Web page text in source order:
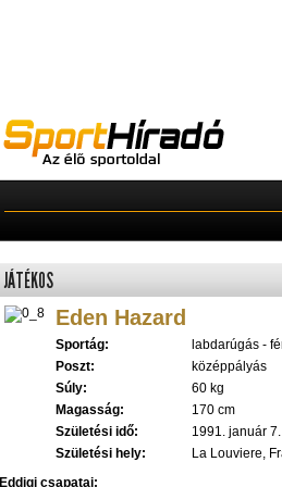
JÁTÉKOS
Eden Hazard
Sportág:
labdarúgás -
Poszt:
középpályás
Súly:
60 kg
Magasság:
170 cm
Születési idő:
1991. január 7.
Születési hely:
La Louviere,
Eddigi csapatai: